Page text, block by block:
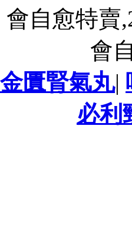
會自愈特賣
會
金匱腎氣丸|
必利